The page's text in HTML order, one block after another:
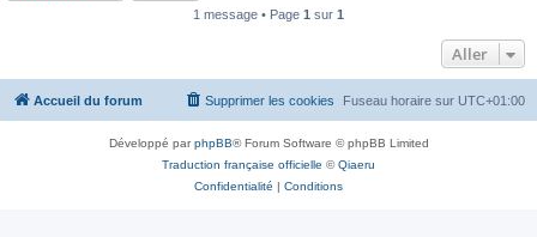
1 message • Page 1 sur 1
Aller
Accueil du forum Fuseau horaire sur UTC+01:00
Supprimer les cookies
Développé parphpBB® Forum Software © phpBB Limited
Traduction française officielle ©Qiaeru
Confidentialité | Conditions